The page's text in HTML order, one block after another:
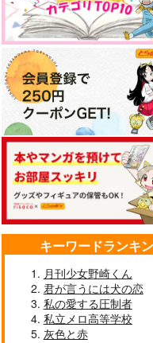
キーワードランキ
月刊少女野崎くん
君が言うには犬の恋
私の愛する圧制者
私立メロ高等学校
灰色と赤